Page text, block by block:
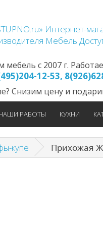
мебель с 2007 г.
12-53,
Снизим цену и
РАБОТЫ КУХНИ
купе Прихожая